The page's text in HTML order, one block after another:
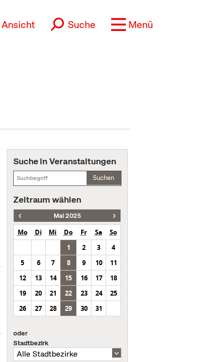
Ansicht Suche Menü
Suche in Veranstaltungen
Suchen
Zeitraum wählen
Mai 2025
Mo Di Mi Do Fr Sa
So
1
2 3
4
5
6 7 8 9 10
11
12
13 14 15 16 17
18
19
20 21 22 23 24
25
26
27 28 29 30 31
oder
Stadtbezirk